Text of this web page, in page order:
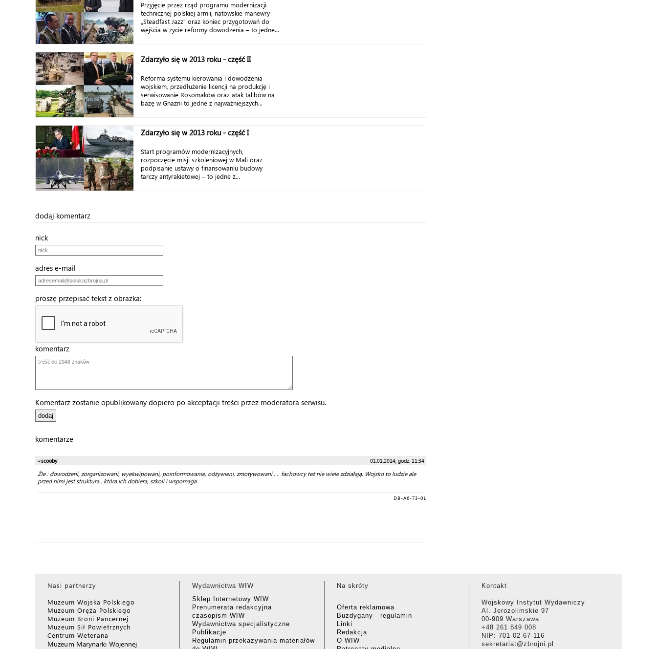
Przyjęcie przez rząd programu modernizacji
technicznej polskiej armii, natowskie manewry
„Steadfast Jazz” oraz koniec przygotowań do
wejścia w życie reformy dowodzenia – to jedne...
Zdarzyło się w 2013 roku - część II
Reforma systemu kierowania i dowodzenia
wojskiem, przedłużenie licencji na produkcję i
serwisowanie Rosomaków oraz atak talibów na
bazę w Ghazni to jedne z najważniejszych...
Zdarzyło się w 2013 roku - część I
Start programów modernizacyjnych,
rozpoczęcie misji szkoleniowej w Mali oraz
podpisanie ustawy o finansowaniu budowy
tarczy antyrakietowej – to jedne z...
dodaj komentarz
nick
adres e-mail
proszę przepisać tekst z obrazka:
komentarz
Komentarz zostanie opublikowany dopiero po akceptacji treści przez moderatora serwisu.
komentarze
~scooby 01.01.2014, godz. 11:34
Źle : dowodzeni, zorganizowani, wyekwipowani, poinformowanie, odżywieni, zmotywowani , .. fachowcy też nie wiele zdziałają. Wojsko to ludzie ale
przed nimi jest struktura , która ich dobiera, szkoli i wspomaga.
DB-A6-73-01
Nasi partnerzy
Muzeum Wojska Polskiego
Muzeum Oręża Polskiego
Muzeum Broni Pancernej
Muzeum Sił Powietrznych
Centrum Weterana
Muzeum Marynarki Wojennej
Wydawnictwa WIW
Sklep Internetowy WIW
Prenumerata redakcyjna
czasopism WIW
Wydawnictwa specjalistyczne
Publikacje
Regulamin przekazywania materiałów
Na skróty
Oferta reklamowa
Buzdygany - regulamin
Linki
Redakcja
O WIW
Kontakt
Wojskowy Instytut Wydawniczy
Al. Jerozolimskie 97
00-909 Warszawa
+48 261 849 008
NIP: 701-02-67-116
sekretariat@zbrojni.pl